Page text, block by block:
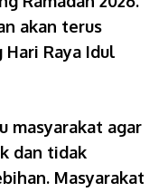
akan terus
Raya Idul
masyarakat agar
dan tidak
Masyarakat